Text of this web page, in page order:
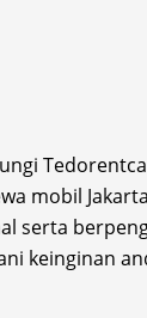
mobil
serta
keinginan